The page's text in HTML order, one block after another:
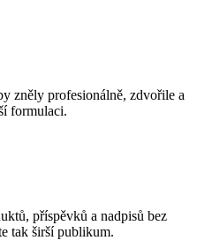
zněly profesionálně, zdvořile a
formulaci.
příspěvků a nadpisů bez
tak širší publikum.